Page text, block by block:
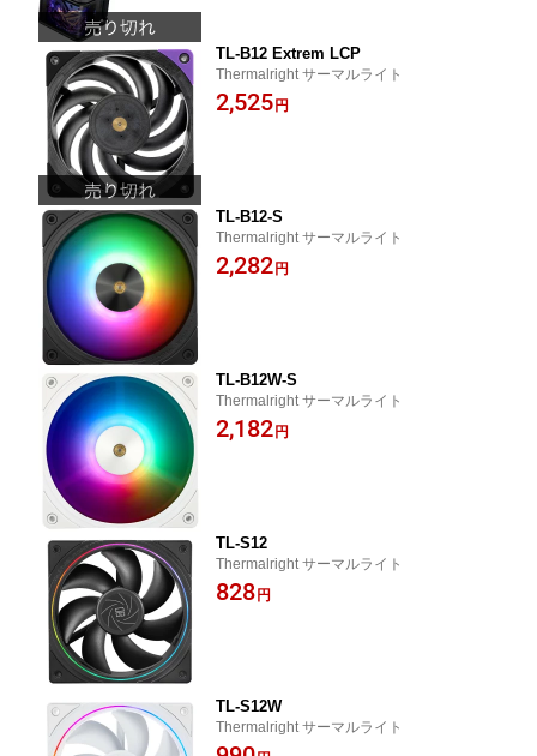
TL-B12 Extrem LCP
Thermalright サーマルライト
2,525 円
TL-B12-S
Thermalright サーマルライト
2,282 円
TL-B12W-S
Thermalright サーマルライト
2,182 円
TL-S12
Thermalright サーマルライト
828 円
TL-S12W
Thermalright サーマルライト